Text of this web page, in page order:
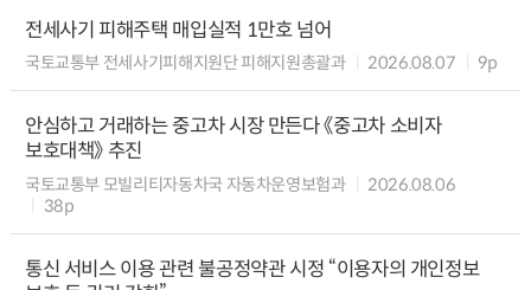
전세사기 피해주택 매입실적 1만호 넘어
국토교통부 전세사기피해지원단 피해지원총괄과 2026.08.07 9p
안심하고 거래하는 중고차 시장 만든다 《중고차 소비자
보호대책》 추진
국토교통부 모빌리티자동차국 자동차운영보험과
2026.08.06
38p
통신 서비스 이용 관련 불공정약관 시정 “이용자의 개인정보